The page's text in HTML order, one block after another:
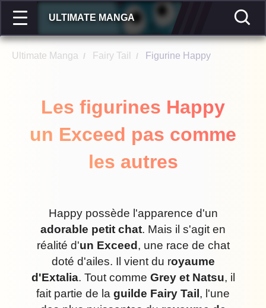
ULTIMATE MANGA
Ultimate Manga / Fairy Tail / Figurine Happy
Les figurines Happy
un Exceed pas comme
les autres
Happy possède l'apparence d'un
adorable petit chat. Mais il s'agit en
réalité d'un Exceed , une race de chat
doté d'ailes. Il vient du royaume
d'Extalia. Tout comme Grey et Natsu, il
fait partie de la guilde Fairy Tail , l'une